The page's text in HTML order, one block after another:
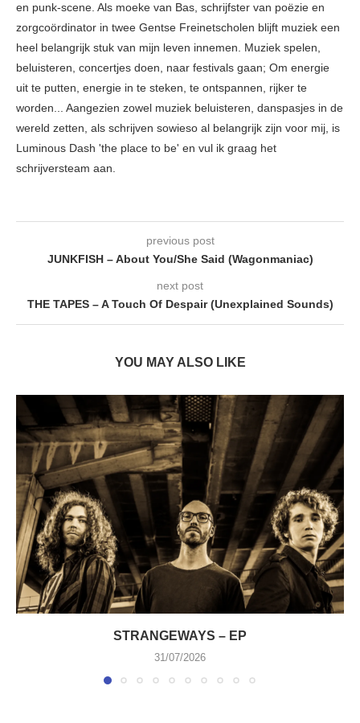
en punk-scene. Als moeke van Bas, schrijfster van poëzie en
zorgcoördinator in twee Gentse Freinetscholen blijft muziek een
heel belangrijk stuk van mijn leven innemen. Muziek spelen,
beluisteren, concertjes doen, naar festivals gaan; Om energie
uit te putten, energie in te steken, te ontspannen, rijker te
worden... Aangezien zowel muziek beluisteren, danspasjes in de
wereld zetten, als schrijven sowieso al belangrijk zijn voor mij, is
Luminous Dash 'the place to be' en vul ik graag het
schrijversteam aan.
previous post
JUNKFISH – About You/She Said (Wagonmaniac)
next post
THE TAPES – A Touch Of Despair (Unexplained Sounds)
YOU MAY ALSO LIKE
STRANGEWAYS – EP
31/07/2026